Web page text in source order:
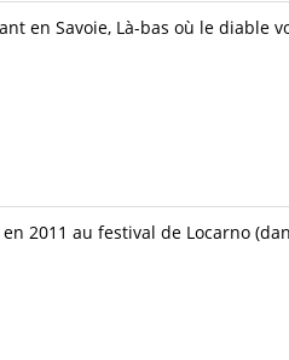
en Savoie, Là-bas où le diable
2011 au festival de Locarno